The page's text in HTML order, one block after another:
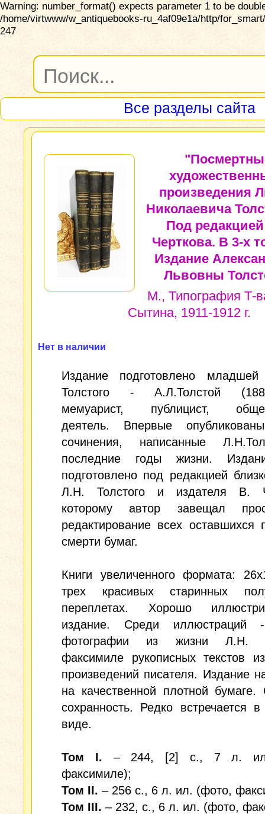
Warning: number_format() expects parameter 1 to be
/home/virtwww/w_antiquebooks-ru_4af09e1a/http/
247
Все разделы сайта
произведения
Николаевича
Под
Черткова. В 3-х
Издание
Львовны
М., Типография Т-
Сытина, 1911-1912 г.
Нет в наличии
Издание подготовлено
Толстого - А.Л.Толстой
мемуарист, публицист,
деятель. Впервые
сочинения, написанные
последние годы жизни.
подготовлено под редакцией
Л.Н. Толстого и издателя В.
которому автор завещал
редактирование всех оставшихся
смерти бумаг.
Книги увеличенного формата:
трех красивых старинных
переплетах. Хорошо
издание. Среди иллюстраций
фотографии из жизни Л.Н.
факсимиле рукописных текстов
произведений писателя. Издание
на качественной плотной бумаге.
сохранность. Редко встречается
виде.
Том I. – 244, [2] c., 7 л.
факсимиле);
Том II. – 256 с., 6 л. ил. (фото,
Том III. – 232, с., 6 л. ил. (фото,